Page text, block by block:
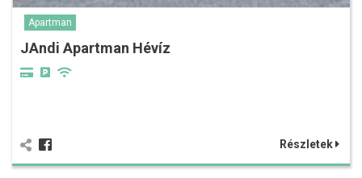
Apartman
JAndi Apartman Hévíz
Részletek